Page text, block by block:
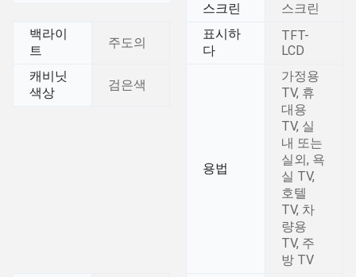
스크린
스크린
백라이
트
주도의
표시하
다
TFT-
LCD
캐비닛
색상
검은색
용법
가정용
TV, 휴
대용
TV, 실
내 또는
실외, 욕
실 TV,
호텔
TV, 차
량용
TV, 주
방 TV